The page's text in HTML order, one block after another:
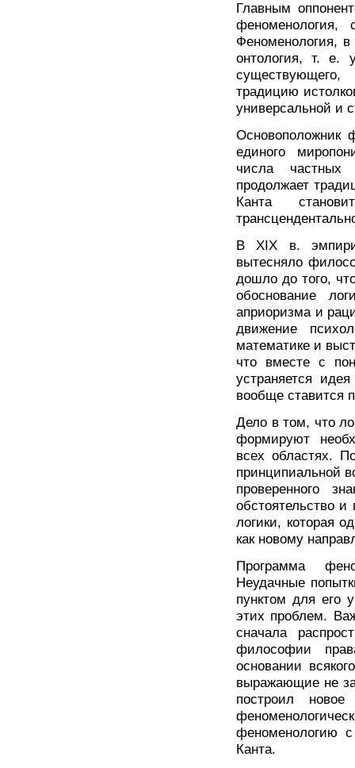
Главным
феноменология,
Феноменология,
онтология, т. е.
традицию
универсальной и
Основоположник
единого
числа частных
продолжает
Канта
В XIX в.
вытесняло
дошло до того,
обоснование
априоризма и
движение
математике и
что вместе с
устраняется
вообще ставится
Дело в том, что
формируют
всех областях.
принципиальной
проверенного
обстоятельство
логики, которая
как новому
Программа
Неудачные
пунктом для его
этих проблем.
сначала
философии
основании
выражающие не
построил
феноменологию с
Канта.